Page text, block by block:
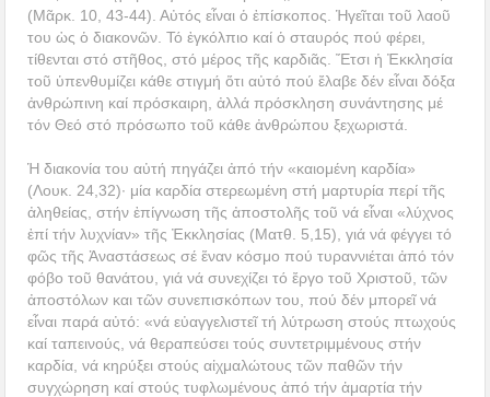
(Μᾶρκ. 10, 43-44). Αὐτός εἶναι ὁ ἐπίσκοπος. Ἡγεῖται τοῦ λαοῦ
του ὡς ὁ διακονῶν. Τό ἐγκόλπιο καί ὁ σταυρός πού φέρει,
τίθενται στό στῆθος, στό μέρος τῆς καρδιᾶς. Ἔτσι ἡ Ἐκκλησία
τοῦ ὑπενθυμίζει κάθε στιγμή ὅτι αὐτό πού ἔλαβε δέν εἶναι δόξα
ἀνθρώπινη καί πρόσκαιρη, ἀλλά πρόσκληση συνάντησης μέ
τόν Θεό στό πρόσωπο τοῦ κάθε ἀνθρώπου ξεχωριστά.
Ἡ διακονία του αὐτή πηγάζει ἀπό τήν «καιομένη καρδία»
(Λουκ. 24,32)· μία καρδία στερεωμένη στή μαρτυρία περί τῆς
ἀληθείας, στήν ἐπίγνωση τῆς ἀποστολῆς τοῦ νά εἶναι «λύχνος
ἐπί τήν λυχνίαν» τῆς Ἐκκλησίας (Ματθ. 5,15), γιά νά φέγγει τό
φῶς τῆς Ἀναστάσεως σέ ἕναν κόσμο πού τυραννιέται ἀπό τόν
φόβο τοῦ θανάτου, γιά νά συνεχίζει τό ἔργο τοῦ Χριστοῦ, τῶν
ἀποστόλων και τῶν συνεπισκόπων του, πού δέν μπορεῖ νά
εἶναι παρά αὐτό: «νά εὐαγγελιστεῖ τή λύτρωση στούς πτωχούς
καί ταπεινούς, νά θεραπεύσει τούς συντετριμμένους στήν
καρδία, νά κηρύξει στούς αἰχμαλώτους τῶν παθῶν τήν
συγχώρηση καί στούς τυφλωμένους ἀπό τήν ἁμαρτία τήν